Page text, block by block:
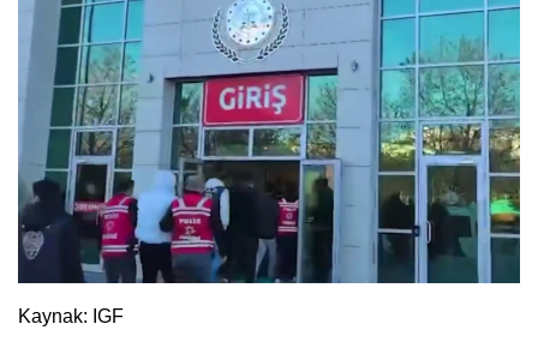
Kaynak: IGF